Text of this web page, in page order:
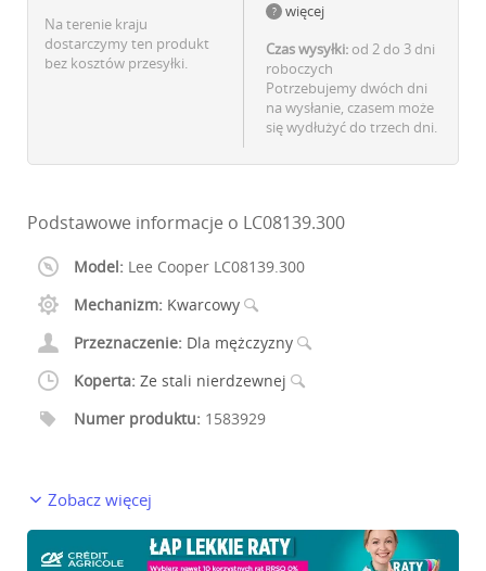
Na terenie kraju
dostarczymy ten produkt
bez kosztów przesyłki.
więcej
Czas wysyłki: od 2 do 3 dni
roboczych
Potrzebujemy dwóch dni
na wysłanie, czasem może
się wydłużyć do trzech dni.
Podstawowe informacje o LC08139.300
Model: Lee Cooper LC08139.300
Mechanizm: Kwarcowy
Przeznaczenie: Dla mężczyzny
Koperta: Ze stali nierdzewnej
Numer produktu: 1583929
Zobacz więcej